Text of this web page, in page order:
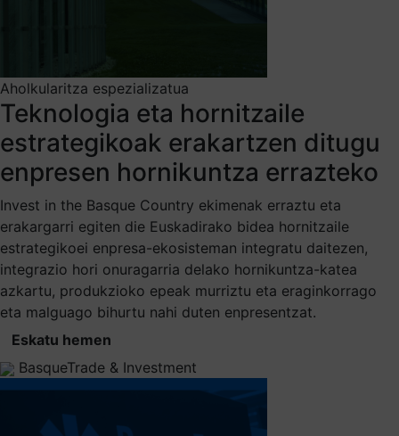
Aholkularitza espezializatua
Teknologia eta hornitzaile
estrategikoak erakartzen ditugu
enpresen hornikuntza errazteko
Invest in the Basque Country ekimenak erraztu eta
erakargarri egiten die Euskadirako bidea hornitzaile
estrategikoei enpresa-ekosisteman integratu daitezen,
integrazio hori onuragarria delako hornikuntza-katea
azkartu, produkzioko epeak murriztu eta eraginkorrago
eta malguago bihurtu nahi duten enpresentzat.
Eskatu hemen
BasqueTrade & Investment